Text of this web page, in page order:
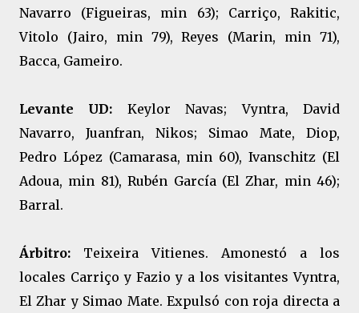
Navarro (Figueiras, min 63); Carriço, Rakitic,
Vitolo (Jairo, min 79), Reyes (Marin, min 71),
Bacca, Gameiro.
Levante UD: Keylor Navas; Vyntra, David
Navarro, Juanfran, Nikos; Simao Mate, Diop,
Pedro López (Camarasa, min 60), Ivanschitz (El
Adoua, min 81), Rubén García (El Zhar, min 46);
Barral.
Árbitro: Teixeira Vitienes. Amonestó a los
locales Carriço y Fazio y a los visitantes Vyntra,
El Zhar y Simao Mate. Expulsó con roja directa a